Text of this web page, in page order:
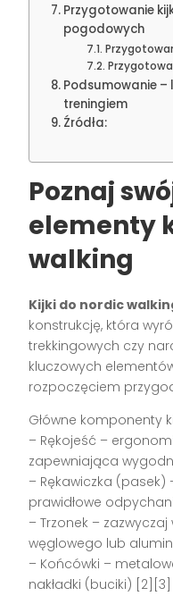
Przygotowanie
pogodowych
Podsumowanie
treningiem
Źródła:
Poznaj
elementy
walking
Kijki do nordic
konstrukcję, która
trekkingowych czy
kluczowych
rozpoczęciem
Główne komponenty
– Rękojeść –
zapewniająca
– Rękawiczka
prawidłowe
– Trzonek – zazwyczaj
węglowego lub
– Końcówki –
nakładki (buciki) [2][3]